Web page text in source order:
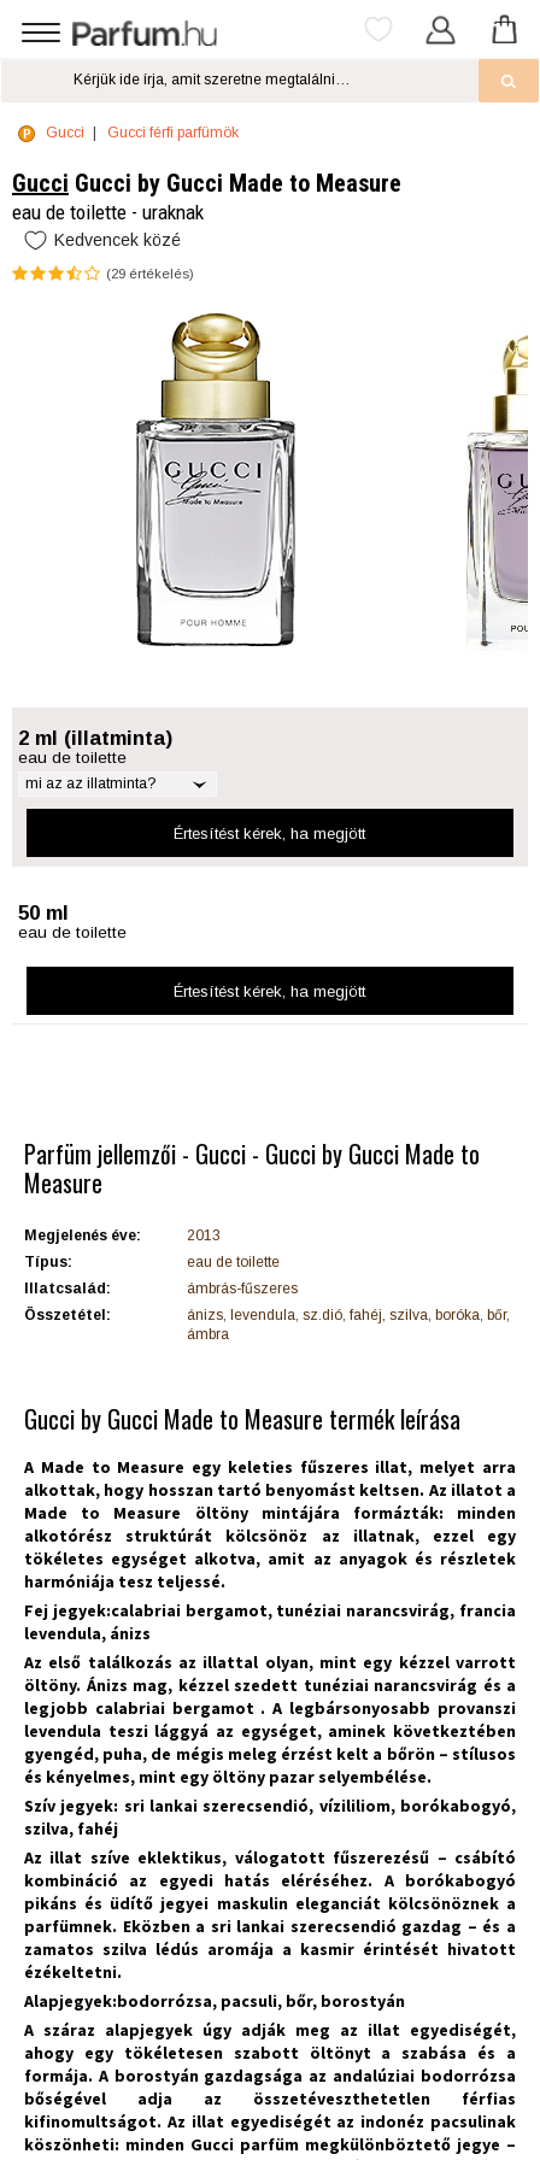
Gucci Gucci férfi parfümök
Gucci Gucci by Gucci Made to Measure
eau de toilette - uraknak
Kedvencek közé
(29 értékelés)
2 ml (illatminta)
eau de toilette
mi az az illatminta?
Értesítést kérek, ha megjött
50 ml
eau de toilette
Értesítést kérek, ha megjött
Parfüm jellemzői - Gucci - Gucci by Gucci Made to
Measure
Megjelenés éve:
2013
Típus:
eau de toilette
Illatcsalád:
ámbrás-fűszeres
Összetétel:
ánizs, levendula, sz.dió, fahéj, szilva, boróka, bőr,
ámbra
Gucci by Gucci Made to Measure termék leírása
A Made to Measure egy keleties fűszeres illat, melyet arra
alkottak, hogy hosszan tartó benyomást keltsen. Az illatot a
Made to Measure öltöny mintájára formázták: minden
alkotórész struktúrát kölcsönöz az illatnak, ezzel egy
tökéletes egységet alkotva, amit az anyagok és részletek
harmóniája tesz teljessé.
Fej jegyek:calabriai bergamot, tunéziai narancsvirág, francia
levendula, ánizs
Az első találkozás az illattal olyan, mint egy kézzel varrott
öltöny. Ánizs mag, kézzel szedett tunéziai narancsvirág és a
legjobb calabriai bergamot . A legbársonyosabb provanszi
levendula teszi lággyá az egységet, aminek következtében
gyengéd, puha, de mégis meleg érzést kelt a bőrön – stílusos
és kényelmes, mint egy öltöny pazar selyembélése.
Szív jegyek: sri lankai szerecsendió, vízililiom, borókabogyó,
szilva, fahéj
Az illat szíve eklektikus, válogatott fűszerezésű – csábító
kombináció az egyedi hatás eléréséhez. A borókabogyó
pikáns és üdítő jegyei maskulin eleganciát kölcsönöznek a
parfümnek. Eközben a sri lankai szerecsendió gazdag – és a
zamatos szilva lédús aromája a kasmir érintését hivatott
ézékeltetni.
Alapjegyek:bodorrózsa, pacsuli, bőr, borostyán
A száraz alapjegyek úgy adják meg az illat egyediségét,
ahogy egy tökéletesen szabott öltönyt a szabása és a
formája. A borostyán gazdagsága az andalúziai bodorrózsa
bőségével adja az összetéveszthetetlen férfias
kifinomultságot. Az illat egyediségét az indonéz pacsulinak
köszönheti: minden Gucci parfüm megkülönböztető jegye –